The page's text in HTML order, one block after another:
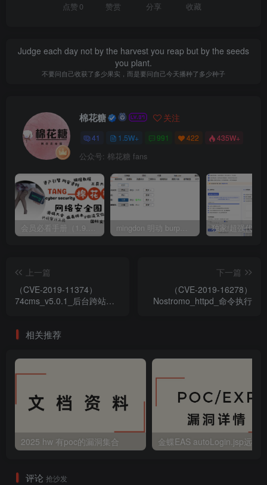
点赞 0 赞赏 分享 收藏
Judge each day not by the harvest you reap but by the seeds
you plant.
不要问自己收获了多少果实，而是要问自己今天播种了多少种子
棉花糖 关注
41 1.5W+ 991 422 435W+
公众号: 棉花糖 fans
会员必看手册（1.9.0版本 26.4.5更新） mingdon 明动 burp插件0.2.6版本 本地时间校验去除版
上一篇
（CVE-2019-11374）
74cms_v5.0.1_后台跨站请
下一篇
（CVE-2019-16278）
Nostromo_httpd_命令执行
相关推荐
2025 hw 有poc的漏洞集合
评论 抢沙发